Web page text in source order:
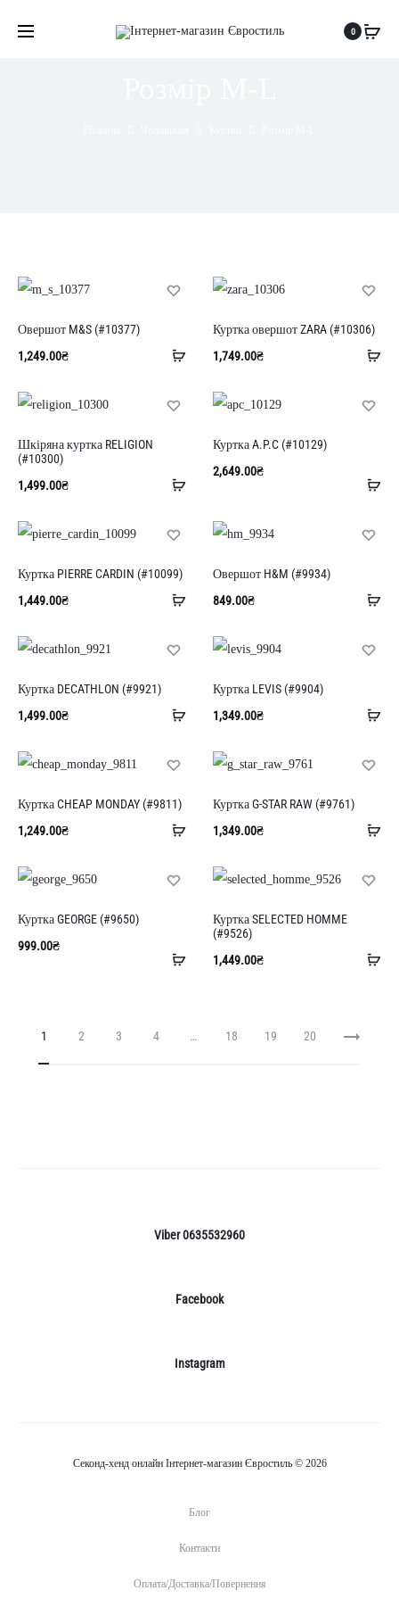
0
Додати
кошик
Овершот M&S (#10377)
1,249.00₴
Куртка овершот ZARA (#10306)
1,749.00₴
Додати
кошик
Шкіряна куртка RELIGION
(#10300)
1,499.00₴
Куртка A.P.C (#10129)
2,649.00₴
Додати
кошик
Куртка PIERRE CARDIN (#10099)
1,449.00₴
Овершот H&M (#9934)
849.00₴
Додати
кошик
Куртка DECATHLON (#9921)
1,499.00₴
Куртка LEVIS (#9904)
1,349.00₴
Додати
кошик
Куртка CHEAP MONDAY (#9811)
1,249.00₴
Куртка G-STAR RAW (#9761)
1,349.00₴
Додати
Куртка GEORGE (#9650)
999.00₴
Куртка SELECTED HOMME
(#9526)
1,449.00₴
1 2 3 4 … 18 19 20
Viber 0635532960
Facebook
Instagram
Секонд-хенд онлайн Інтернет-магазин Євростиль © 2026
Блог
Контакти
Оплата/Доставка/Повернення